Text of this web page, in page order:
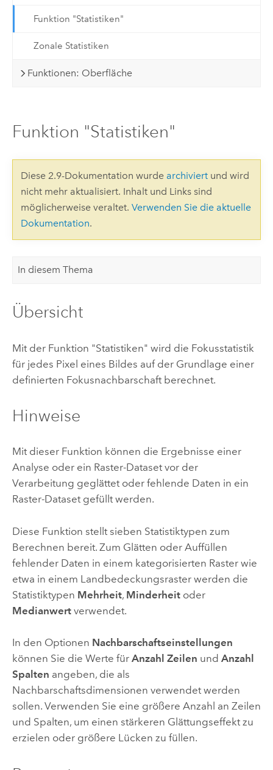
Funktion "Statistiken"
Zonale Statistiken
Funktionen: Oberfläche
Funktion "Statistiken"
Diese 2.9-Dokumentation wurde archiviertund wird
nicht mehr aktualisiert. Inhalt und Links sind
möglicherweise veraltet. Verwenden Sie die aktuelle
Dokumentation.
In diesem Thema
Übersicht
Mit der Funktion "Statistiken" wird die Fokusstatistik
für jedes Pixel eines Bildes auf der Grundlage einer
definierten Fokusnachbarschaft berechnet.
Hinweise
Mit dieser Funktion können die Ergebnisse einer
Analyse oder ein Raster-Dataset vor der
Verarbeitung geglättet oder fehlende Daten in ein
Raster-Dataset gefüllt werden.
Diese Funktion stellt sieben Statistiktypen zum
Berechnen bereit. Zum Glätten oder Auffüllen
fehlender Daten in einem kategorisierten Raster wie
etwa in einem Landbedeckungsraster werden die
Statistiktypen Mehrheit, Minderheitoder
Medianwertverwendet.
In den Optionen Nachbarschaftseinstellungen
können Sie die Werte für Anzahl Zeilen und Anzahl
Spalten angeben, die als
Nachbarschaftsdimensionen verwendet werden
sollen. Verwenden Sie eine größere Anzahl an Zeilen
und Spalten, um einen stärkeren Glättungseffekt zu
erzielen oder größere Lücken zu füllen.